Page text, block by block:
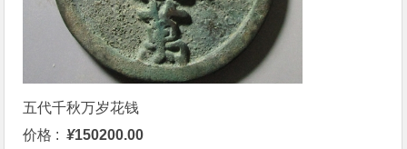
五代千秋万岁花钱
价格 :¥150200.00